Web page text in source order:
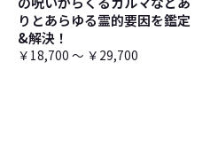
りとあらゆる霊的要因を鑑定
&解決！
￥18,700 ～ ￥29,700